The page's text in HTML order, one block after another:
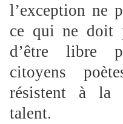
l’exception ne
ce qui ne doit
d’être libre
citoyens
résistent à la
talent.